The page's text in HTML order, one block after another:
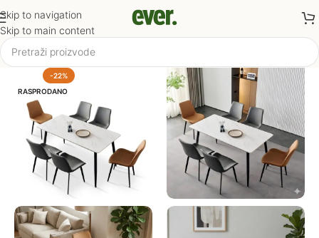
Skip to navigation
Skip to main content
-22%
RASPRODANO